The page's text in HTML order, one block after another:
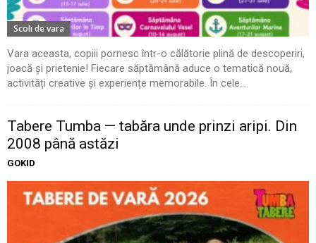
Scoli de vara
Vara aceasta, copiii pornesc într-o călătorie plină de descoperiri,
joacă și prietenie! Fiecare săptămână aduce o tematică nouă,
activități creative și experiențe memorabile. În cele...
Tabere Tumba — tabăra unde prinzi aripi. Din
2008 până astăzi
GOKID